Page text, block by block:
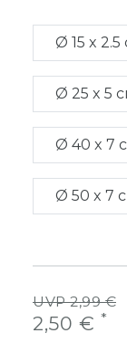
Ø 15 x 2.5
Ø 25 x 5
Ø 40 x 7
Ø 50 x 7
UVP 2,99 €
2,50 € *